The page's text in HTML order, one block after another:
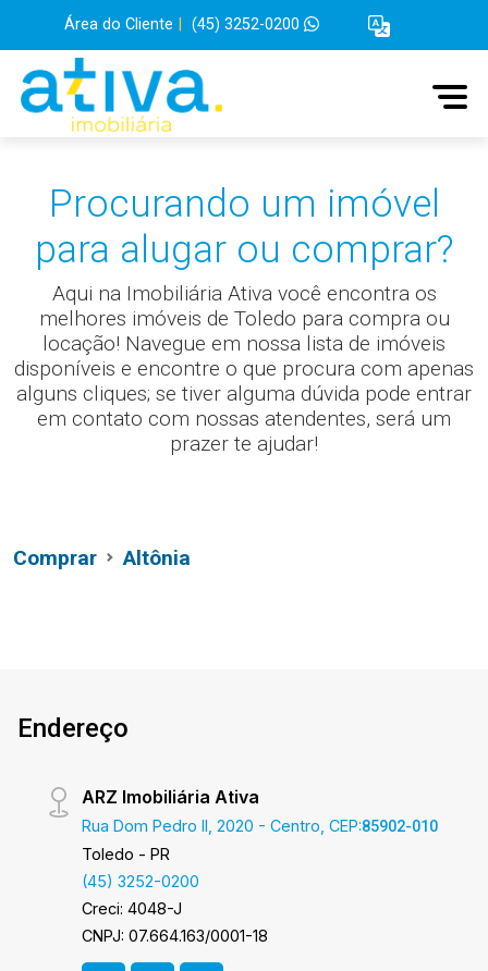
Área do Cliente (45) 3252-0200
Procurando um imóvel
para alugar ou comprar?
Aqui na Imobiliária Ativa você encontra os
melhores imóveis de Toledo para compra ou
locação! Navegue em nossa lista de imóveis
disponíveis e encontre o que procura com apenas
alguns cliques; se tiver alguma dúvida pode entrar
em contato com nossas atendentes, será um
prazer te ajudar!
Comprar Altônia
Endereço
ARZ Imobiliária Ativa
Rua Dom Pedro II, 2020 - Centro, CEP:85902-010
Toledo - PR
(45) 3252-0200
Creci: 4048-J
CNPJ: 07.664.163/0001-18